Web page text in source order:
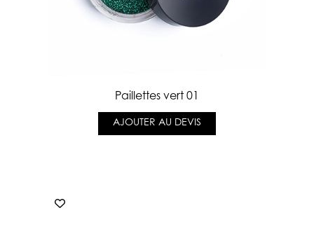
Paillettes vert 01
AJOUTER AU DEVIS